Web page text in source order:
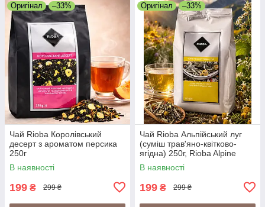
Оригінал –33%
Чай Rioba Королівський
десерт з ароматом персика
250г
В наявності
199 ₴ 299 ₴
Оригінал –33%
Чай Rioba Альпійський луг
(суміш трав'яно-квітково-
ягідна) 250г, Rioba Alpine
Meadow Herbal Tea 250g
В наявності
199 ₴ 299 ₴